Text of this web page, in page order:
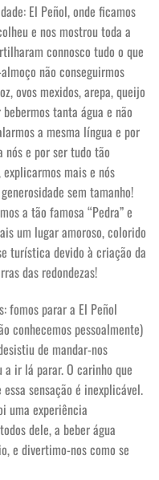
El Peñol, onde ficamos
e nos mostrou toda a
connosco tudo o que
não conseguirmos
ovos mexidos, arepa, queijo
tanta água e não
a mesma língua e por
nós e por ser tudo tão
mais e nós
sem tamanho!
a tão famosa “Pedra” e
um lugar amoroso, colorido
turística devido à criação da
das redondezas!
fomos parar a El Peñol
conhecemos pessoalmente)
de mandar-nos
a ir lá parar. O carinho que
sensação é inexplicável.
uma experiência
dele, a beber água
e divertimo-nos como se